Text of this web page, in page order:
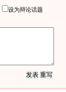
设为辩论话题